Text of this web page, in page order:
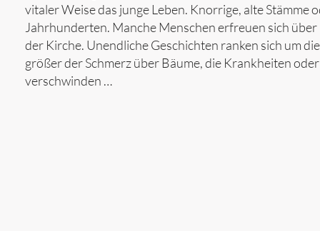
vitaler Weise das junge Leben. Knorrige, alte
Jahrhunderten. Manche Menschen erfreuen sich
der Kirche. Unendliche Geschichten ranken sich um
größer der Schmerz über Bäume, die Krankheiten
verschwinden …